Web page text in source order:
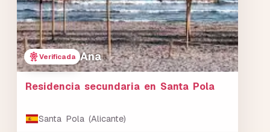
Verificada Ana
Residencia secundaria en Santa Pola
Santa Pola (Alicante)